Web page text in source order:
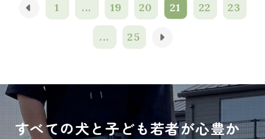
1 ... 19 20 21 22 23
... 25
すべての犬と子ども若者が心豊か